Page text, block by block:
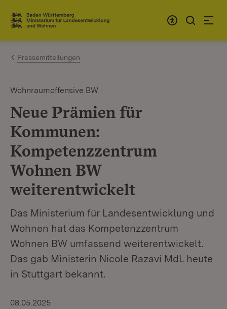
Zum Inhalt springen
Link zur Startseite
Pressemitteilungen
Wohnraumoffensive BW
Neue Prämien für
Kommunen:
Kompetenzzentrum
Wohnen BW
weiterentwickelt
Das Ministerium für Landesentwicklung und
Wohnen hat das Kompetenzzentrum
Wohnen BW umfassend weiterentwickelt.
Das gab Ministerin Nicole Razavi MdL heute
in Stuttgart bekannt.
08.05.2025